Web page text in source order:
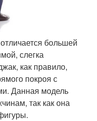
большей
слегка
как правило,
покроя с
Данная модель
так как она